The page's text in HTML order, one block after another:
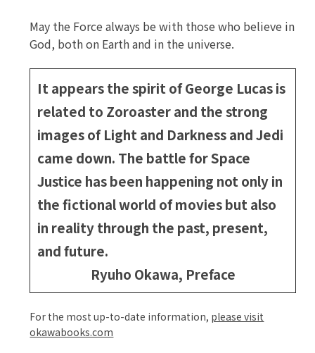
May the Force always be with those who believe in
God, both on Earth and in the universe.
It appears the spirit of George Lucas is
related to Zoroaster and the strong
images of Light and Darkness and Jedi
came down. The battle for Space
Justice has been happening not only in
the fictional world of movies but also
in reality through the past, present,
and future.
Ryuho Okawa, Preface
For the most up-to-date information, please visit
okawabooks.com